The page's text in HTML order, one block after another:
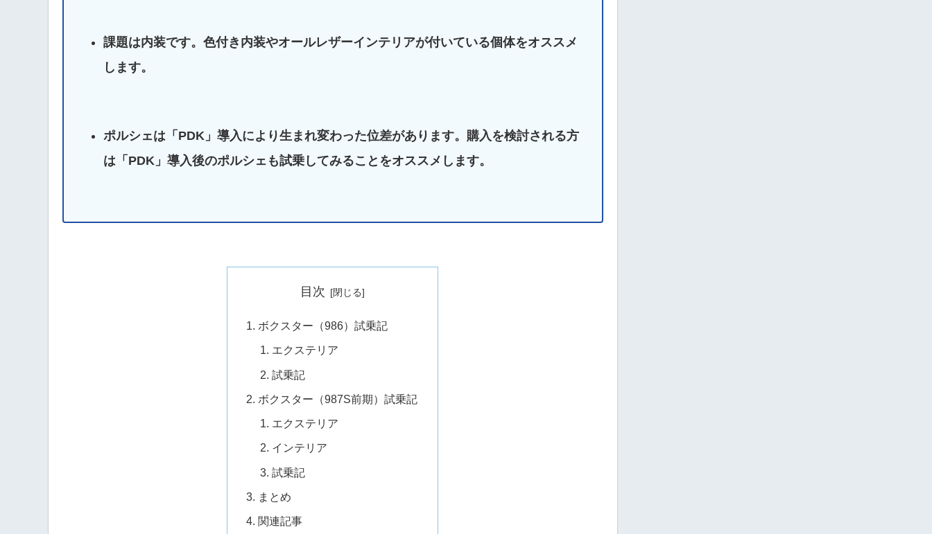
課題は内装です。色付き内装やオールレザーインテリアが付いている個体をオススメ
します。
ポルシェは「PDK」導入により生まれ変わった位差があります。購入を検討される方
は「PDK」導入後のポルシェも試乗してみることをオススメします。
目次
ボクスター（986）試乗記
エクステリア
試乗記
ボクスター（987S前期）試乗記
エクステリア
インテリア
試乗記
まとめ
関連記事